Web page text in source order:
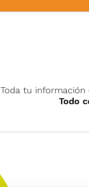
Toda tu
Todo